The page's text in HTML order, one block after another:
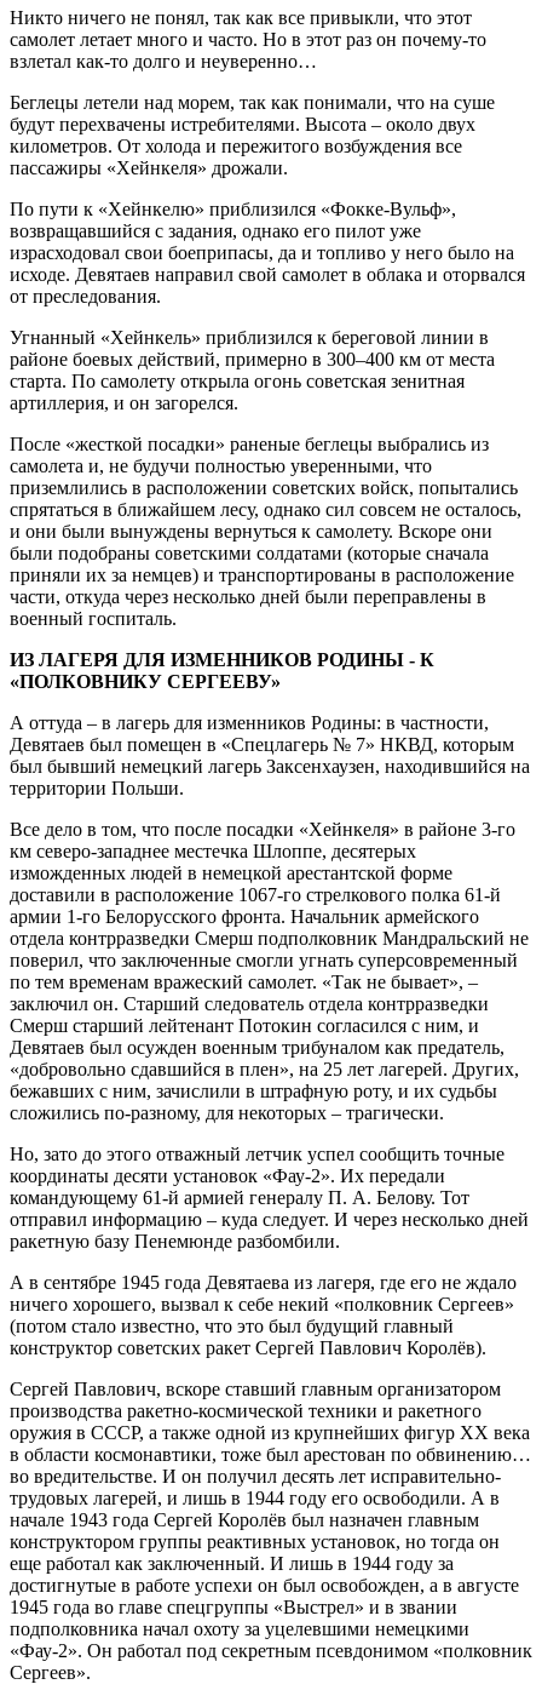
Никто ничего не понял, так как все привыкли, что этот
самолет летает много и часто. Но в этот раз он почему-то
взлетал как-то долго и неуверенно…
Беглецы летели над морем, так как понимали, что на суше
будут перехвачены истребителями. Высота – около двух
километров. От холода и пережитого возбуждения все
пассажиры «Хейнкеля» дрожали.
По пути к «Хейнкелю» приблизился «Фокке-Вульф»,
возвращавшийся с задания, однако его пилот уже
израсходовал свои боеприпасы, да и топливо у него было на
исходе. Девятаев направил свой самолет в облака и оторвался
от преследования.
Угнанный «Хейнкель» приблизился к береговой линии в
районе боевых действий, примерно в 300–400 км от места
старта. По самолету открыла огонь советская зенитная
артиллерия, и он загорелся.
После «жесткой посадки» раненые беглецы выбрались из
самолета и, не будучи полностью уверенными, что
приземлились в расположении советских войск, попытались
спрятаться в ближайшем лесу, однако сил совсем не осталось,
и они были вынуждены вернуться к самолету. Вскоре они
были подобраны советскими солдатами (которые сначала
приняли их за немцев) и транспортированы в расположение
части, откуда через несколько дней были переправлены в
военный госпиталь.
ИЗ ЛАГЕРЯ ДЛЯ ИЗМЕННИКОВ РОДИНЫ - К
«ПОЛКОВНИКУ СЕРГЕЕВУ»
А оттуда – в лагерь для изменников Родины: в частности,
Девятаев был помещен в «Спецлагерь № 7» НКВД, которым
был бывший немецкий лагерь Заксенхаузен, находившийся на
территории Польши.
Все дело в том, что после посадки «Хейнкеля» в районе 3-го
км северо-западнее местечка Шлоппе, десятерых
изможденных людей в немецкой арестантской форме
доставили в расположение 1067-го стрелкового полка 61-й
армии 1-го Белорусского фронта. Начальник армейского
отдела контрразведки Смерш подполковник Мандральский не
поверил, что заключенные смогли угнать суперсовременный
по тем временам вражеский самолет. «Так не бывает», –
заключил он. Старший следователь отдела контрразведки
Смерш старший лейтенант Потокин согласился с ним, и
Девятаев был осужден военным трибуналом как предатель,
«добровольно сдавшийся в плен», на 25 лет лагерей. Других,
бежавших с ним, зачислили в штрафную роту, и их судьбы
сложились по-разному, для некоторых – трагически.
Но, зато до этого отважный летчик успел сообщить точные
координаты десяти установок «Фау-2». Их передали
командующему 61-й армией генералу П. А. Белову. Тот
отправил информацию – куда следует. И через несколько дней
ракетную базу Пенемюнде разбомбили.
А в сентябре 1945 года Девятаева из лагеря, где его не ждало
ничего хорошего, вызвал к себе некий «полковник Сергеев»
(потом стало известно, что это был будущий главный
конструктор советских ракет Сергей Павлович Королёв).
Сергей Павлович, вскоре ставший главным организатором
производства ракетно-космической техники и ракетного
оружия в СССР, а также одной из крупнейших фигур XX века
в области космонавтики, тоже был арестован по обвинению…
во вредительстве. И он получил десять лет исправительно-
трудовых лагерей, и лишь в 1944 году его освободили. А в
начале 1943 года Сергей Королёв был назначен главным
конструктором группы реактивных установок, но тогда он
еще работал как заключенный. И лишь в 1944 году за
достигнутые в работе успехи он был освобожден, а в августе
1945 года во главе спецгруппы «Выстрел» и в звании
подполковника начал охоту за уцелевшими немецкими
«Фау-2». Он работал под секретным псевдонимом «полковник
Сергеев».